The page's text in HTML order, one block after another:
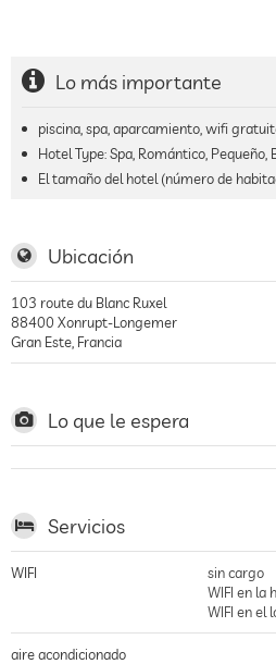
Lo más importante
piscina, spa, aparcamiento, wifi
Hotel Type: Spa, Romántico, Pequeño,
El tamaño del hotel (número de
Ubicación
103 route du Blanc Ruxel
88400 Xonrupt-Longemer
Gran Este Francia
Lo que le espera
Servicios
WIFI
sin cargo
WIFI en la
WIFI en el
aire acondicionado